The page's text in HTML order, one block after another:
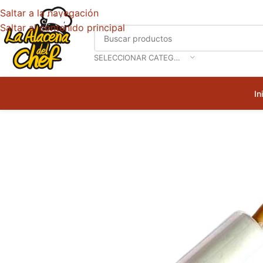
Saltar a la navegación
Saltar al contenido principal
SELECCIONAR CATEGORÍA